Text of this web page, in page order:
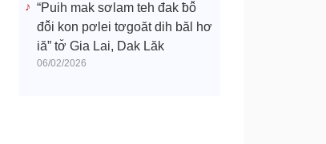
“Puih mak sơlam teh đak ƀô̆
đô̆i kon pơlei tơgoăt dih băl hơ
iă” tơ̆ Gia Lai, Dak Lăk
06/02/2026